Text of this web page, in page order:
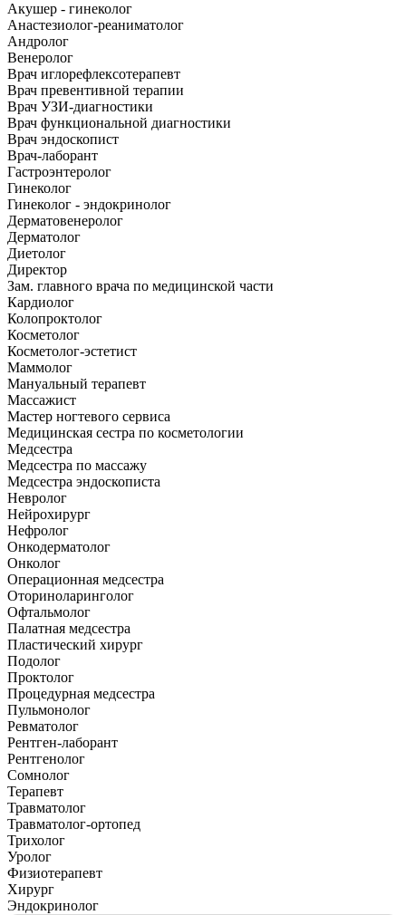
Акушер - гинеколог
Анастезиолог-реаниматолог
Андролог
Венеролог
Врач иглорефлексотерапевт
Врач превентивной терапии
Врач УЗИ-диагностики
Врач функциональной диагностики
Врач эндоскопист
Врач-лаборант
Гастроэнтеролог
Гинеколог
Гинеколог - эндокринолог
Дерматовенеролог
Дерматолог
Диетолог
Директор
Зам. главного врача по медицинской части
Кардиолог
Колопроктолог
Косметолог
Косметолог-эстетист
Маммолог
Мануальный терапевт
Массажист
Мастер ногтевого сервиса
Медицинская сестра по косметологии
Медсестра
Медсестра по массажу
Медсестра эндоскописта
Невролог
Нейрохирург
Нефролог
Онкодерматолог
Онколог
Операционная медсестра
Оториноларинголог
Офтальмолог
Палатная медсестра
Пластический хирург
Подолог
Проктолог
Процедурная медсестра
Пульмонолог
Ревматолог
Рентген-лаборант
Рентгенолог
Сомнолог
Терапевт
Травматолог
Травматолог-ортопед
Трихолог
Уролог
Физиотерапевт
Хирург
Эндокринолог